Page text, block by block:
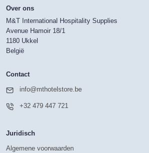
Over ons
M&T International Hospitality Supplies
Avenue Hamoir 18/1
1180 Ukkel
België
Contact
info@mthotelstore.be
+32 479 447 721
Juridisch
Algemene voorwaarden